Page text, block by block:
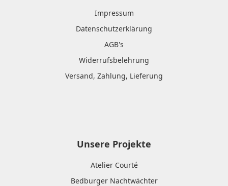
Impressum
Datenschutzerklärung
AGB's
Widerrufsbelehrung
Versand, Zahlung, Lieferung
Unsere Projekte
Atelier Courté
Bedburger Nachtwächter